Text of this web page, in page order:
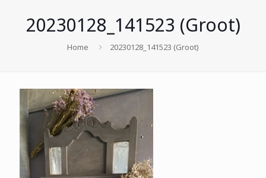
20230128_141523 (Groot)
Home 20230128_141523 (Groot)